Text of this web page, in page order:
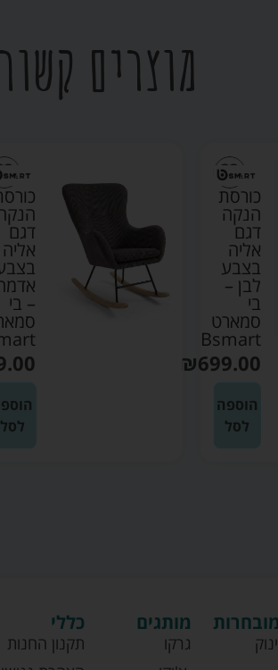
מוצרים
כורסת
הנקה
דגם
אליה
בצבע
לבן –
בי
סמארט
Bsmart
₪699.00
הוספה
לסל
דגם
אליה
– בי
לסל
מותגים
גרקו
כללי
תקנון החנות